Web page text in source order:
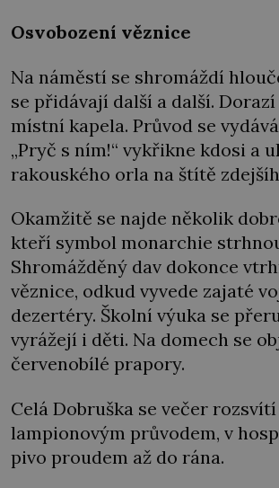
Osvobození věznice
Na náměstí se shromáždí
se přidávají další a další.
místní kapela. Průvod se
„Pryč s ním!“ vykřikne kdosi a
rakouského orla na štítě
Okamžitě se najde několik
kteří symbol monarchie
Shromážděný dav dokonce
věznice, odkud vyvede zajaté
dezertéry. Školní výuka se
vyrážejí i děti. Na domech se
červenobílé prapory.
Celá Dobruška se večer rozsvítí
lampionovým průvodem, v
pivo proudem až do rána.